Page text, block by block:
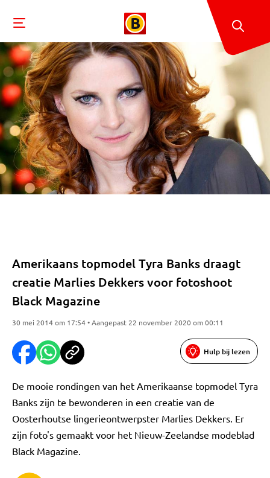
Amerikaans topmodel Tyra Banks draagt
creatie Marlies Dekkers voor fotoshoot
Black Magazine
30 mei 2014 om 17:54 • Aangepast 22 november 2020 om 00:11
Hulp bij lezen
De mooie rondingen van het Amerikaanse topmodel Tyra
Banks zijn te bewonderen in een creatie van de
Oosterhoutse lingerieontwerpster Marlies Dekkers. Er
zijn foto's gemaakt voor het Nieuw-Zeelandse modeblad
Black Magazine.